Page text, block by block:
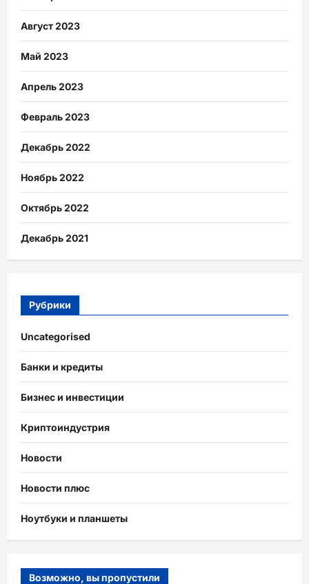
Август 2023
Май 2023
Апрель 2023
Февраль 2023
Декабрь 2022
Ноябрь 2022
Октябрь 2022
Декабрь 2021
Рубрики
Uncategorised
Банки и кредиты
Бизнес и инвестиции
Криптоиндустрия
Новости
Новости плюс
Ноутбуки и планшеты
Возможно, вы пропустили